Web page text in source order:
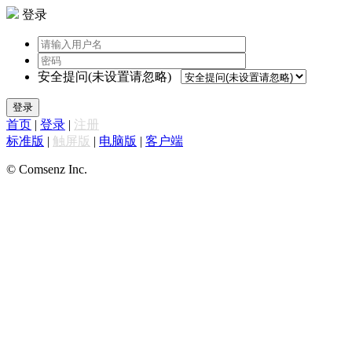
登录
安全提问(未设置请忽略)
登录
首页 | 登录 | 注册
标准版 | 触屏版 | 电脑版 | 客户端
© Comsenz Inc.